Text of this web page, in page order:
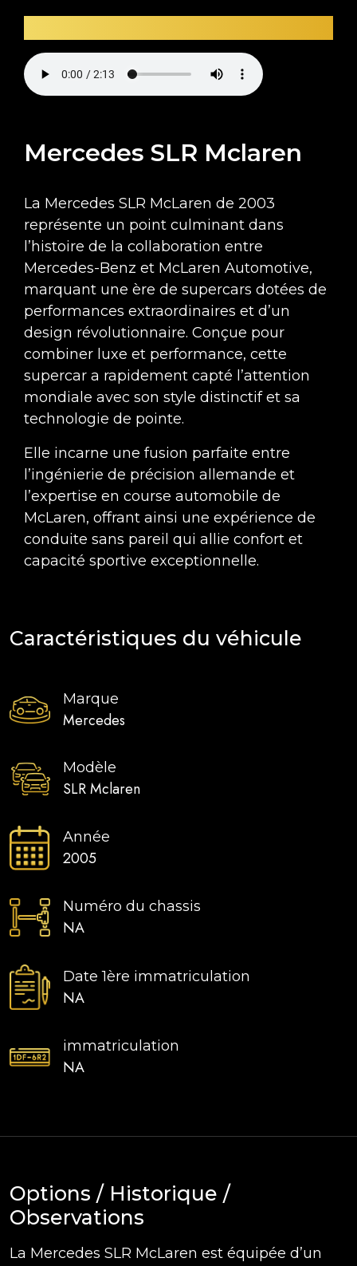
Mercedes SLR Mclaren
La Mercedes SLR McLaren de 2003
représente un point culminant dans
l’histoire de la collaboration entre
Mercedes-Benz et McLaren Automotive,
marquant une ère de supercars dotées de
performances extraordinaires et d’un
design révolutionnaire. Conçue pour
combiner luxe et performance, cette
supercar a rapidement capté l’attention
mondiale avec son style distinctif et sa
technologie de pointe.
Elle incarne une fusion parfaite entre
l’ingénierie de précision allemande et
l’expertise en course automobile de
McLaren, offrant ainsi une expérience de
conduite sans pareil qui allie confort et
capacité sportive exceptionnelle.
Caractéristiques du véhicule
Marque
Mercedes
Modèle
SLR Mclaren
Année
2005
Numéro du chassis
NA
Date 1ère immatriculation
NA
immatriculation
NA
Options / Historique /
Observations
La Mercedes SLR McLaren est équipée d’un